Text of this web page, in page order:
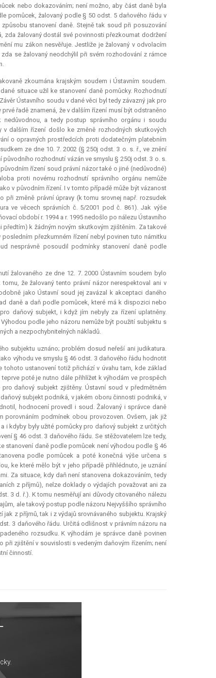
nebo dokazováním; není možno, aby část daně byla
pomůcek, žalovaný podle § 50 odst. 5 daňového řádu v
stanovení daně. Stejně tak soud při posuzování
zda žalovaný dostál své povinnosti přezkoumat dodržení
mu zákon nesvěřuje. Jestliže je žalovaný v odvolacím
se žalovaný neodchýlil při svém rozhodování z rámce
zkoumána krajským soudem i Ústavním soudem.
situace užil ke stanovení daně pomůcky. Rozhodnutí
Ústavního soudu v dané věci byl tedy závazný jak pro
řadě znamená, že v dalším řízení musí být odstraněno
a tedy postup správního orgánu i soudu
dalším řízení došlo ke změně rozhodných skutkových
o opravných prostředcích proti dodatečným platebním
ze dne 10. 7. 2002 (§ 250j odst. 3 o. s. ř., ve znění
rozhodnutí vázán ve smyslu § 250j odst. 3 o. s.
řízení soud právní názor také o jiné (nedůvodné)
proti novému rozhodnutí správního orgánu nemůže
v původním řízení. I v tomto případě může být vázanost
při změně právní úpravy (k tomu srovnej např. rozsudek
ve věcech správních č. 5/2001 pod č. 861). Jak výše
období r. 1994 a r. 1995 nedošlo po nálezu Ústavního
k žádným novým skutkovým zjištěním. Za takové
přezkumném řízení nebyl povinen tuto námitku
nesprávně posoudil podmínky stanovení daně podle
žalovaného ze dne 12. 7. 2000 Ústavním soudem bylo
že žalovaný tento právní názor nerespektoval ani v
jako Ústavní soud jej zavázal k akceptaci daného
daně a daň podle pomůcek, které má k dispozici nebo
daňový subjekt, i když jím nebyly za řízení uplatněny.
podle jeho názoru nemůže být použití subjektu s
a nezpochybnitelných nákladů.
subjektu uznáno; problém dosud neřeší ani judikatura.
výhodu ve smyslu § 46 odst. 3 daňového řádu hodnotit
ustanovení totiž přichází v úvahu tam, kde základ
poté je nutno dále přihlížet k výhodám ve prospěch
daňový subjekt zjištěny. Ústavní soud v předmětném
subjekt podniká, v jakém oboru činnosti podniká, v
hodnocení provedl i soud. Žalovaný i správce daně
podmínek obou provozoven. Ovšem, jak již
i kdyby byly užité pomůcky pro daňový subjekt z určitých
§ 46 odst. 3 daňového řádu. Se stěžovatelem lze tedy,
stanovení daně podle pomůcek není výhodou podle § 46
podle pomůcek a poté konečná výše určena s
ke které mělo být v jeho případě přihlédnuto, je uznání
Za situace, kdy daň není stanovena dokazováním, tedy
z příjmů), nelze doklady o výdajích považovat ani za
3 d. ř.). K tomu nesměřují ani důvody citovaného nálezu
ale takový postup podle názoru Nejvyššího správního
z příjmů, tak i z výdajů srovnávaného subjektu. Krajský
3 daňového řádu. Určitá odlišnost v právním názoru na
rozsudku. K výhodám je správce daně povinen
při zjištění v souvislosti s vedeným daňovým řízením; není
činností.